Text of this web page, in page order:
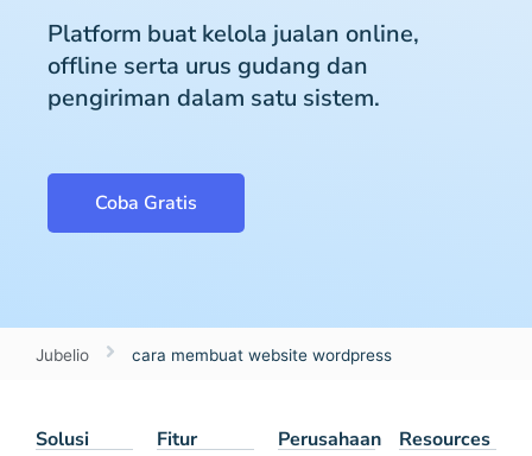
Platform buat kelola jualan online,
offline serta urus gudang dan
pengiriman dalam satu sistem.
Coba Gratis
Jubelio cara membuat website wordpress
Solusi Fitur Perusahaan Resources